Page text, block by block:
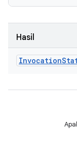
Hasil
Invocation